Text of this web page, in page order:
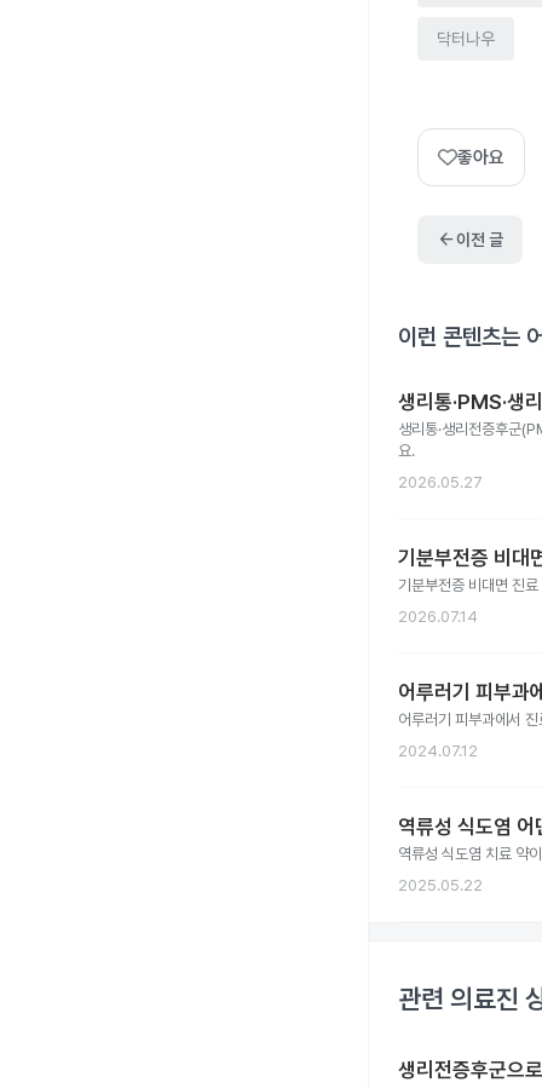
닥터나우
좋아요
arrow_back이전 글
이런 콘텐츠는
생리통·PMS·생
생리통·생리전증후군
요.
2026.05.27
기분부전증 비대
기분부전증 비대면 진
2026.07.14
어루러기 피부과
어루러기 피부과에서
2024.07.12
역류성 식도염
역류성 식도염 치료 약
2025.05.22
관련 의료진
생리전증후군으